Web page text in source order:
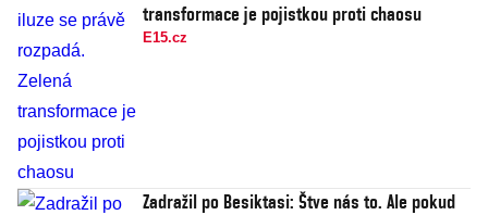
transformace je pojistkou proti chaosu
E15.cz
Zadražil po Besiktasi: Štve nás to. Ale pokud